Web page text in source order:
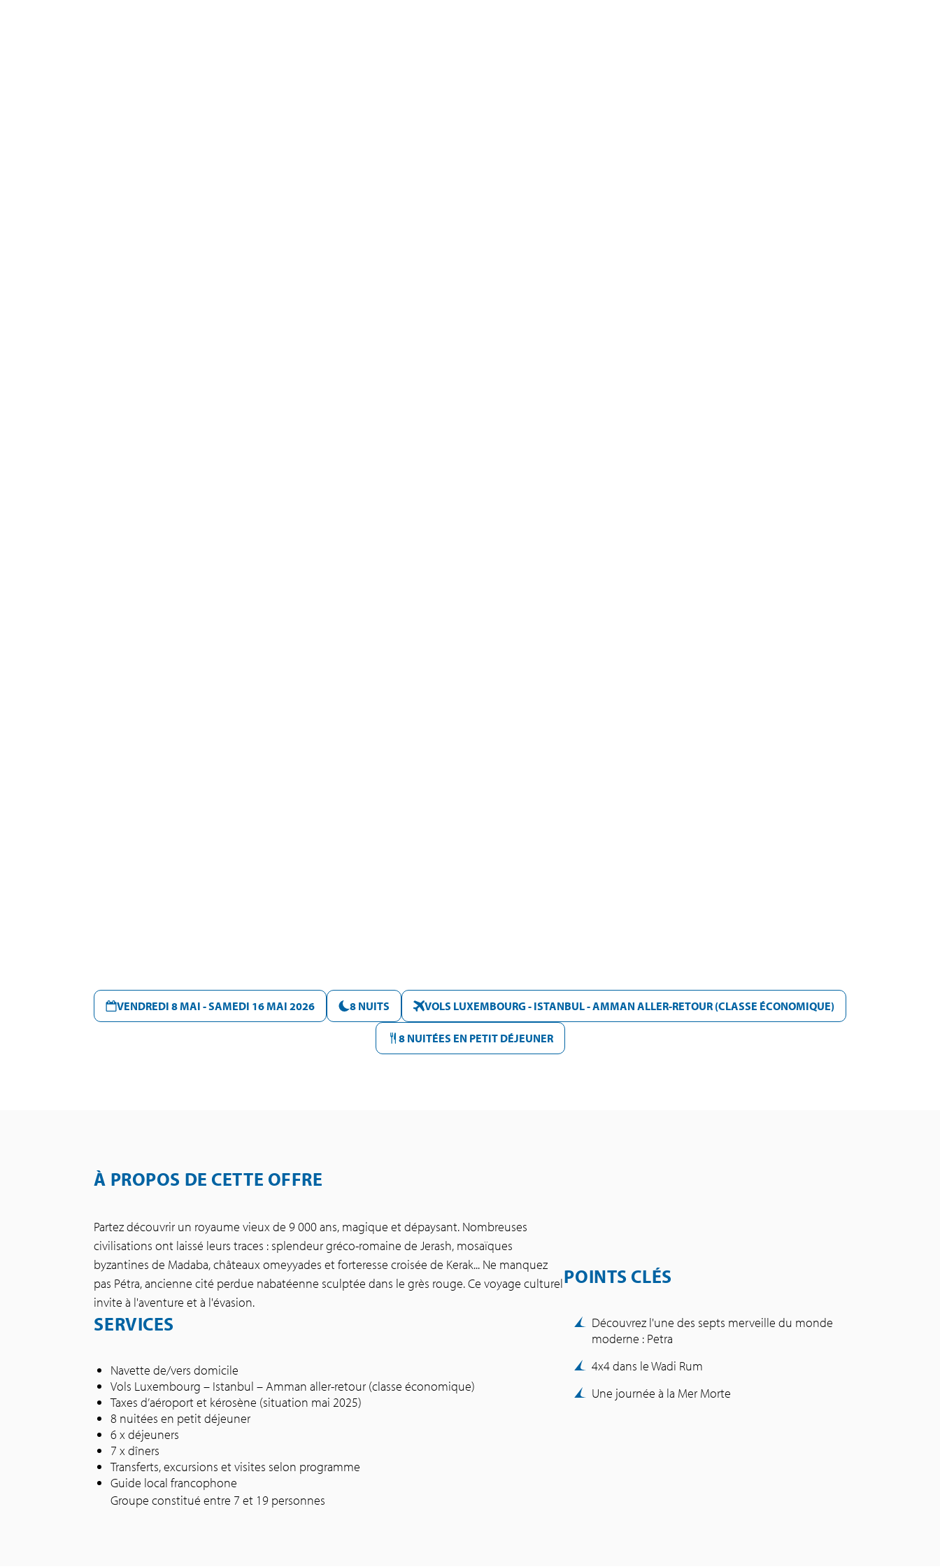
VENDREDI 8 MAI - SAMEDI 16 MAI 2026 8 NUITS VOLS LUXEMBOURG - ISTANBUL - AMMAN ALLER-RETOUR (CLASSE ÉCONOMIQUE)
8 NUITÉES EN PETIT DÉJEUNER
À PROPOS DE CETTE OFFRE
Partez découvrir un royaume vieux de 9 000 ans, magique et dépaysant. Nombreuses
civilisations ont laissé leurs traces : splendeur gréco-romaine de Jerash, mosaïques
byzantines de Madaba, châteaux omeyyades et forteresse croisée de Kerak... Ne manquez
pas Pétra, ancienne cité perdue nabatéenne sculptée dans le grès rouge. Ce voyage culturel
invite à l'aventure et à l'évasion.
SERVICES
Navette de/vers domicile
Vols Luxembourg – Istanbul – Amman aller-retour (classe économique)
Taxes d’aéroport et kérosène (situation mai 2025)
8 nuitées en petit déjeuner
6 x déjeuners
7 x dîners
Transferts, excursions et visites selon programme
Guide local francophone
Groupe constitué entre 7 et 19 personnes
POINTS CLÉS
Découvrez l'une des septs merveille du monde
moderne : Petra
4x4 dans le Wadi Rum
Une journée à la Mer Morte